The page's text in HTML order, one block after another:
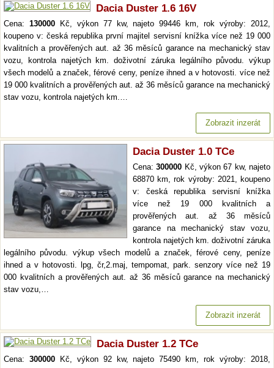
Dacia Duster 1.6 16V
Cena: 130000Kč, výkon 77 kw, najeto 99446 km, rok výroby: 2012,
koupeno v: česká republika první majitel servisní knížka více než 19 000
kvalitních a prověřených aut. až 36 měsíců garance na mechanický stav
vozu, kontrola najetých km. doživotní záruka legálního původu. výkup
všech modelů a značek, férové ceny, peníze ihned a v hotovosti. více než
19 000 kvalitních a prověřených aut. až 36 měsíců garance na mechanický
stav vozu, kontrola najetých km.…
Zobrazit inzerát
Dacia Duster 1.0 TCe
Cena:300000 Kč, výkon 67 kw, najeto
68870 km, rok výroby: 2021, koupeno
v: česká republika servisní knížka
více než 19 000 kvalitních a
prověřených aut. až 36 měsíců
garance na mechanický stav vozu,
kontrola najetých km. doživotní záruka
legálního původu. výkup všech modelů a značek, férové ceny, peníze
ihned a v hotovosti. lpg, čr,2.maj, tempomat, park. senzory více než 19
000 kvalitních a prověřených aut. až 36 měsíců garance na mechanický
stav vozu,…
Zobrazit inzerát
Dacia Duster 1.2 TCe
Cena: 300000Kč, výkon 92 kw, najeto 75490 km, rok výroby: 2018,